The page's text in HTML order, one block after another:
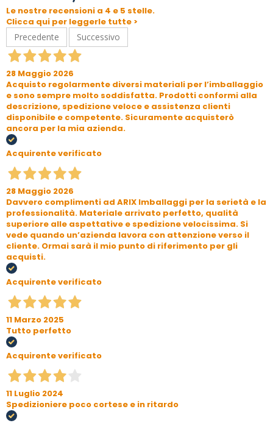
Le nostre recensioni a 4 e 5 stelle.
Clicca qui per leggerle tutte >
Precedente
Successivo
28 Maggio 2026
Acquisto regolarmente diversi materiali per l’imballaggio
e sono sempre molto soddisfatta. Prodotti conformi alla
descrizione, spedizione veloce e assistenza clienti
disponibile e competente. Sicuramente acquisterò
ancora per la mia azienda.
Acquirente verificato
28 Maggio 2026
Davvero complimenti ad ARIX Imballaggi per la serietà e la
professionalità. Materiale arrivato perfetto, qualità
superiore alle aspettative e spedizione velocissima. Si
vede quando un’azienda lavora con attenzione verso il
cliente. Ormai sarà il mio punto di riferimento per gli
acquisti.
Acquirente verificato
11 Marzo 2025
Tutto perfetto
Acquirente verificato
11 Luglio 2024
Spedizioniere poco cortese e in ritardo